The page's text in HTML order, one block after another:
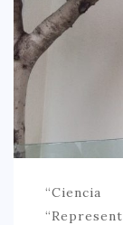
CREATIVA
DULCE
ITALIANA